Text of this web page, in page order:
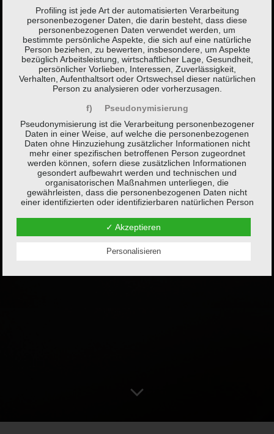
Profiling ist jede Art der automatisierten Verarbeitung
personenbezogener Daten, die darin besteht, dass diese
personenbezogenen Daten verwendet werden, um
bestimmte persönliche Aspekte, die sich auf eine natürliche
Person beziehen, zu bewerten, insbesondere, um Aspekte
bezüglich Arbeitsleistung, wirtschaftlicher Lage, Gesundheit,
persönlicher Vorlieben, Interessen, Zuverlässigkeit,
Verhalten, Aufenthaltsort oder Ortswechsel dieser natürlichen
Person zu analysieren oder vorherzusagen.
f) Pseudonymisierung
Pseudonymisierung ist die Verarbeitung personenbezogener
Daten in einer Weise, auf welche die personenbezogenen
Daten ohne Hinzuziehung zusätzlicher Informationen nicht
mehr einer spezifischen betroffenen Person zugeordnet
werden können, sofern diese zusätzlichen Informationen
gesondert aufbewahrt werden und technischen und
organisatorischen Maßnahmen unterliegen, die
gewährleisten, dass die personenbezogenen Daten nicht
einer identifizierten oder identifizierbaren natürlichen Person
g) Verantwortlicher oder für die Verarbeitung
Verantwortlicher oder für die Verarbeitung Verantwortlicher ist
oder andere Stelle, die allein oder gemeinsam mit anderen
Person, Behörde, Einrichtung oder andere Stelle, die
✓ Akzeptieren
Personalisieren